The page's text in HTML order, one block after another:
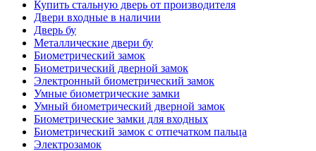
Купить стальную дверь от производителя
Двери входные в наличии
Дверь бу
Металлические двери бу
Биометрический замок
Биометрический дверной замок
Электронный биометрический замок
Умные биометрические замки
Умный биометрический дверной замок
Биометрические замки для входных
Биометрический замок с отпечатком пальца
Электрозамок